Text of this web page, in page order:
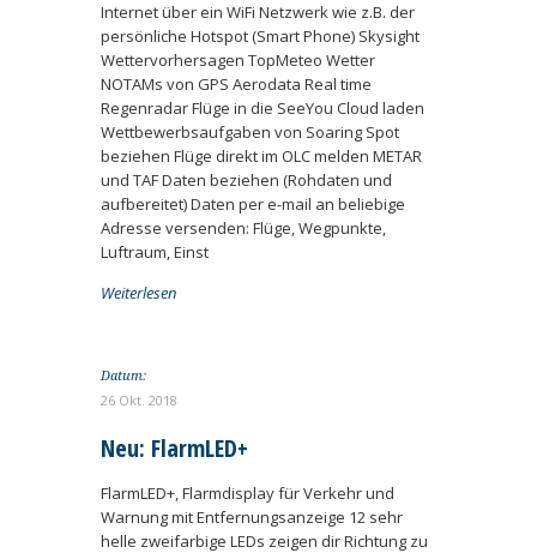
Internet über ein WiFi Netzwerk wie z.B. der
persönliche Hotspot (Smart Phone) Skysight
Wettervorhersagen TopMeteo Wetter
NOTAMs von GPS Aerodata Real time
Regenradar Flüge in die SeeYou Cloud laden
Wettbewerbsaufgaben von Soaring Spot
beziehen Flüge direkt im OLC melden METAR
und TAF Daten beziehen (Rohdaten und
aufbereitet) Daten per e-mail an beliebige
Adresse versenden: Flüge, Wegpunkte,
Luftraum, Einst
Weiterlesen
Datum:
26 Okt. 2018
Neu: FlarmLED+
FlarmLED+, Flarmdisplay für Verkehr und
Warnung mit Entfernungsanzeige 12 sehr
helle zweifarbige LEDs zeigen dir Richtung zu